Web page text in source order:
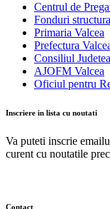
Centrul de
Fonduri
Primaria Valcea
Prefectura
Consiliul
AJOFM Valcea
Oficiul pentru
Inscriere in lista cu noutati
Va puteti inscrie
curent cu noutatile
Contact